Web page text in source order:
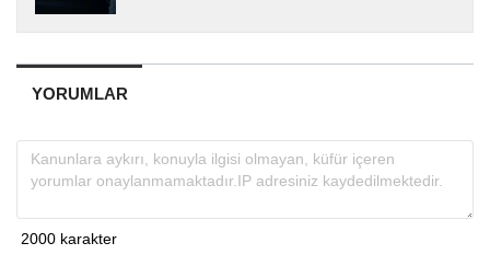
doğru, tarafsız ve...
YORUMLAR